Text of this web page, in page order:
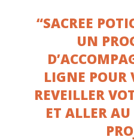
“SACREE
UN
LIGNE POUR
REVEILLER
ET ALLER